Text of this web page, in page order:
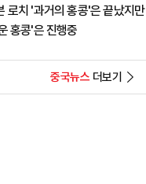
로치 '과거의 홍콩'은 끝났지만
홍콩'은 진행중
중국뉴스더보기